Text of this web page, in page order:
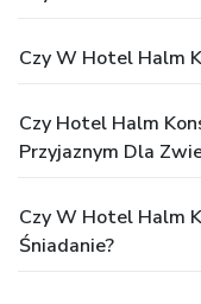
Czy W Hotel Halm
Czy Hotel Halm
Przyjaznym Dla
Czy W Hotel Halm
Śniadanie?